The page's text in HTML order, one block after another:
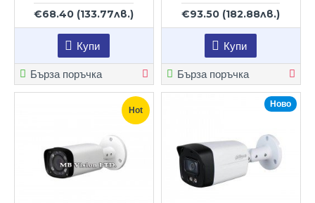
€68.40 (133.77лв.)
Купи
Бърза поръчка
€93.50 (182.88лв.)
Купи
Бърза поръчка
Hot
Ново